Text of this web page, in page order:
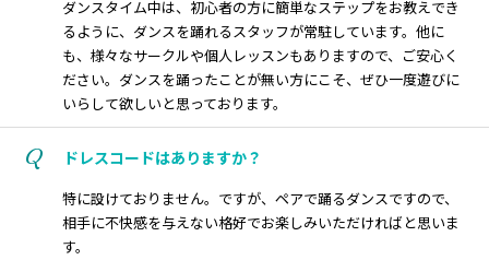
ダンスタイム中は、初心者の方に簡単なステップをお教えでき
るように、ダンスを踊れるスタッフが常駐しています。他に
も、様々なサークルや個人レッスンもありますので、ご安心く
ださい。ダンスを踊ったことが無い方にこそ、ぜひ一度遊びに
いらして欲しいと思っております。
Q ドレスコードはありますか？
特に設けておりません。ですが、ペアで踊るダンスですので、
相手に不快感を与えない格好でお楽しみいただければと思いま
す。